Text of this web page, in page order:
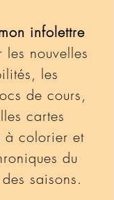
infolettre
nouvelles
les
de cours,
cartes
à colorier et
du
saisons.